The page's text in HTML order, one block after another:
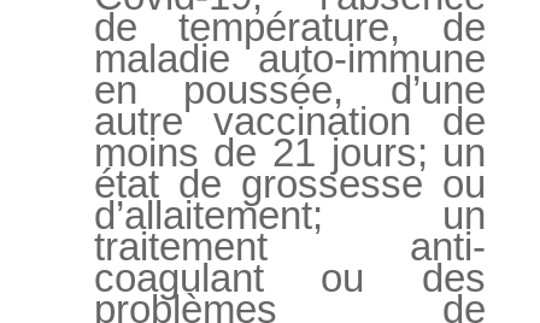
de température, de
maladie auto-immune
en poussée, d’une
autre vaccination de
moins de 21 jours; un
état de grossesse ou
d’allaitement; un
traitement anti-
coagulant ou des
problèmes de